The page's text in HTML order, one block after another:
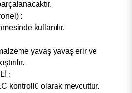
:
kullanılır.
yavaş yavaş erir ve
:
kontrollü olarak mevcuttur.